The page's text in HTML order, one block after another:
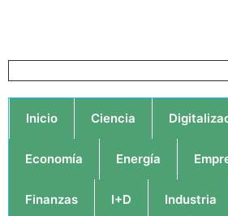
Inicio Ciencia
Economía Energía
Finanzas I+D Industria